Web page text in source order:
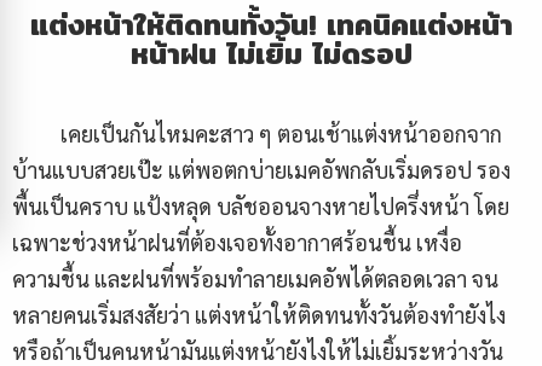
แต่งหน้าให้ติดทนทั้งวัน! เทคนิคแต่งหน้า
หน้าฝน ไม่เยิ้ม ไม่ดรอป
เคยเป็นกันไหมคะสาว ๆ ตอนเช้าแต่งหน้าออกจาก
บ้านแบบสวยเป๊ะ แต่พอตกบ่ายเมคอัพกลับเริ่มดรอป รอง
พื้นเป็นคราบ แป้งหลุด บลัชออนจางหายไปครึ่งหน้า โดย
เฉพาะช่วงหน้าฝนที่ต้องเจอทั้งอากาศร้อนชื้น เหงื่อ
ความชื้น และฝนที่พร้อมทำลายเมคอัพได้ตลอดเวลา จน
หลายคนเริ่มสงสัยว่า แต่งหน้าให้ติดทนทั้งวันต้องทำยังไง
หรือถ้าเป็นคนหน้ามันแต่งหน้ายังไงให้ไม่เยิ้มระหว่างวัน